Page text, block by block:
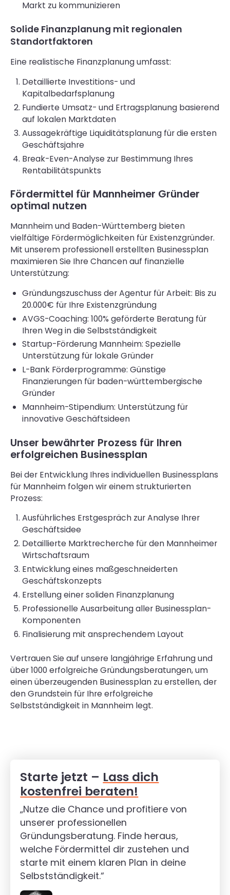
Markt zu kommunizieren
Solide Finanzplanung mit regionalen
Standortfaktoren
Eine realistische Finanzplanung umfasst:
Detaillierte Investitions- und
Kapitalbedarfsplanung
Fundierte Umsatz- und Ertragsplanung basierend
auf lokalen Marktdaten
Aussagekräftige Liquiditätsplanung für die ersten
Geschäftsjahre
Break-Even-Analyse zur Bestimmung Ihres
Rentabilitätspunkts
Fördermittel für Mannheimer Gründer
optimal nutzen
Mannheim und Baden-Württemberg bieten
vielfältige Fördermöglichkeiten für Existenzgründer.
Mit unserem professionell erstellten Businessplan
maximieren Sie Ihre Chancen auf finanzielle
Unterstützung:
Gründungszuschuss der Agentur für Arbeit: Bis zu
20.000€ für Ihre Existenzgründung
AVGS-Coaching: 100% geförderte Beratung für
Ihren Weg in die Selbstständigkeit
Startup-Förderung Mannheim: Spezielle
Unterstützung für lokale Gründer
L-Bank Förderprogramme: Günstige
Finanzierungen für baden-württembergische
Gründer
Mannheim-Stipendium: Unterstützung für
innovative Geschäftsideen
Unser bewährter Prozess für Ihren
erfolgreichen Businessplan
Bei der Entwicklung Ihres individuellen Businessplans
für Mannheim folgen wir einem strukturierten
Prozess:
Ausführliches Erstgespräch zur Analyse Ihrer
Geschäftsidee
Detaillierte Marktrecherche für den Mannheimer
Wirtschaftsraum
Entwicklung eines maßgeschneiderten
Geschäftskonzepts
Erstellung einer soliden Finanzplanung
Professionelle Ausarbeitung aller Businessplan-
Komponenten
Finalisierung mit ansprechendem Layout
Vertrauen Sie auf unsere langjährige Erfahrung und
über 1000 erfolgreiche Gründungsberatungen, um
einen überzeugenden Businessplan zu erstellen, der
den Grundstein für Ihre erfolgreiche
Selbstständigkeit in Mannheim legt.
Starte jetzt – Lass dich
kostenfrei beraten!
„Nutze die Chance und profitiere von
unserer professionellen
Gründungsberatung. Finde heraus,
welche Fördermittel dir zustehen und
starte mit einem klaren Plan in deine
Selbstständigkeit.“